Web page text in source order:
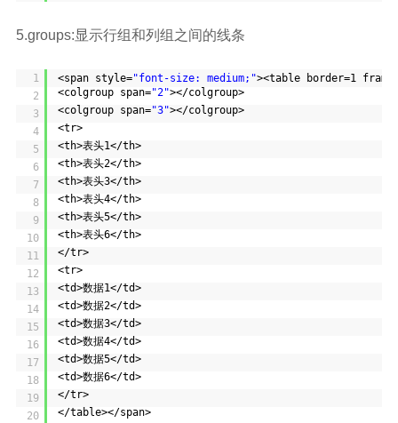
5.groups:显示行组和列组之间的线条
1
2
3
4
5
6
7
8
9
10
11
12
13
14
15
16
17
18
19
20
<span style="font-size: medium;"><table border=1
<colgroup span="2"></colgroup>
<colgroup span="3"></colgroup>
<tr>
<th>表头1</th>
<th>表头2</th>
<th>表头3</th>
<th>表头4</th>
<th>表头5</th>
<th>表头6</th>
</tr>
<tr>
<td>数据1</td>
<td>数据2</td>
<td>数据3</td>
<td>数据4</td>
<td>数据5</td>
<td>数据6</td>
</tr>
</table></span>